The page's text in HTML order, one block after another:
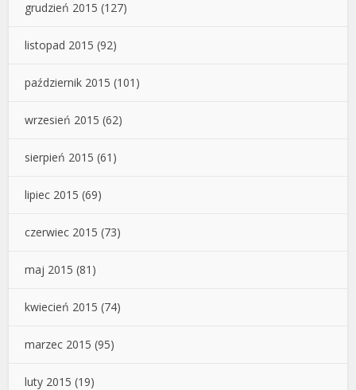
grudzień 2015 (127)
listopad 2015 (92)
październik 2015 (101)
wrzesień 2015 (62)
sierpień 2015 (61)
lipiec 2015 (69)
czerwiec 2015 (73)
maj 2015 (81)
kwiecień 2015 (74)
marzec 2015 (95)
luty 2015 (19)